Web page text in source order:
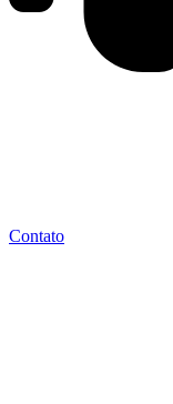
Contato